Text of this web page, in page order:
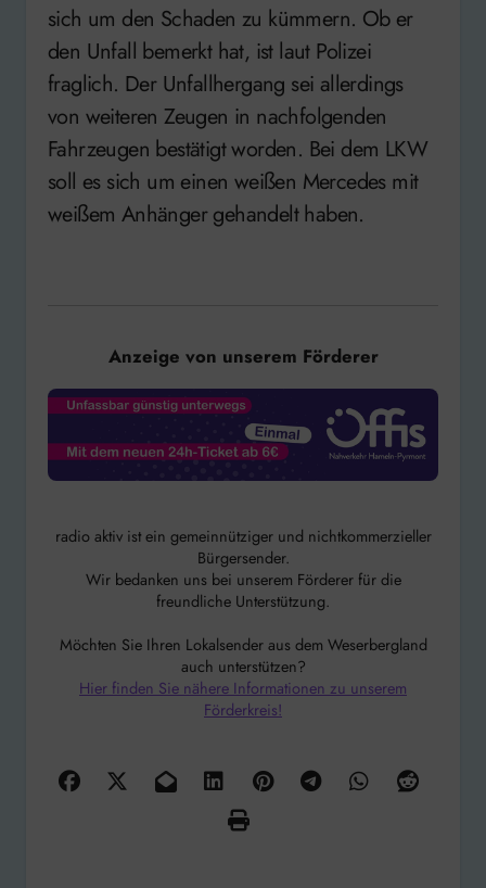
sich um den Schaden zu kümmern. Ob er
den Unfall bemerkt hat, ist laut Polizei
fraglich. Der Unfallhergang sei allerdings
von weiteren Zeugen in nachfolgenden
Fahrzeugen bestätigt worden. Bei dem LKW
soll es sich um einen weißen Mercedes mit
weißem Anhänger gehandelt haben.
Anzeige von unserem Förderer
radio aktiv ist ein gemeinnütziger und nichtkommerzieller
Bürgersender.
Wir bedanken uns bei unserem Förderer für die
freundliche Unterstützung.
Möchten Sie Ihren Lokalsender aus dem Weserbergland
auch unterstützen?
Hier finden Sie nähere Informationen zu unserem
Förderkreis!